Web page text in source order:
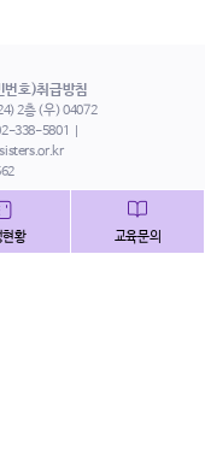
번호)취급방침
2층 (우) 04072
338-5801
현황 교육문의